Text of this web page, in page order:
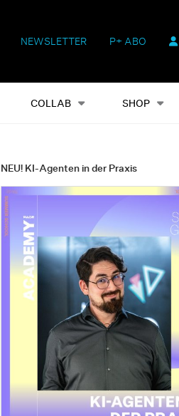
NEWSLETTER P+ ABO
COLLAB SHOP
Shop Heftausgaben Suchen
NEU! KI-Agenten in der Praxis